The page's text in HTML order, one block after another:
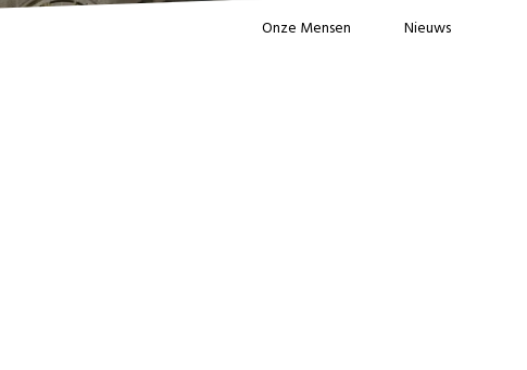
Onze Mensen Nieuws